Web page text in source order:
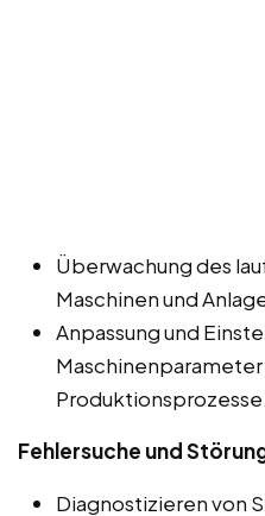
Überwachung des
Maschinen und
Anpassung und
Produktionsprozesse.
Fehlersuche und
Diagnostizieren von